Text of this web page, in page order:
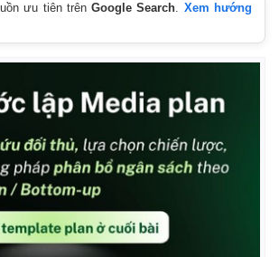
ưu tiên trênGoogle Search. Xem hướng